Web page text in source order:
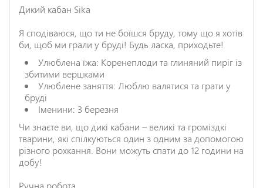
Дикий кабан Sika
Я сподіваюся, що ти не боїшся бруду, тому що я хотів
би, щоб ми грали у бруді! Будь ласка, приходьте!
Улюблена їжа: Коренеплоди та глиняний пиріг із
збитими вершками
Улюблене заняття: Люблю валятися та грати у
бруді
Іменини: 3 березня
Чи знаєте ви, що дикі кабани – великі та громіздкі
тварини, які спілкуються один з одним за допомогою
різного рохкання. Вони можуть спати до 12 години на
добу!
Ручна робота
*
Відгук